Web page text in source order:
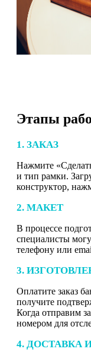
Этапы
1. ЗАКАЗ
Нажмите
и тип рамки.
конструктор,
2. МАКЕТ
В процессе
специалисты
телефону или
3.
Оплатите заказ
получите
Когда отправим
номером для
4. ДОСТАВКА